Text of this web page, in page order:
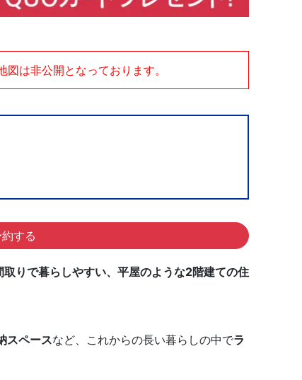
は非公開となっております。
する
取りで暮らしやすい、平屋のような2階建ての住
スペースなど、これからの長い暮らしの中でラ